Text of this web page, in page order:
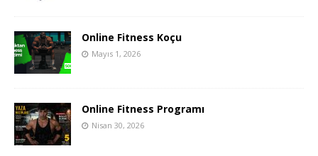
Online Fitness Koçu
Mayıs 1, 2026
Online Fitness Programı
Nisan 30, 2026